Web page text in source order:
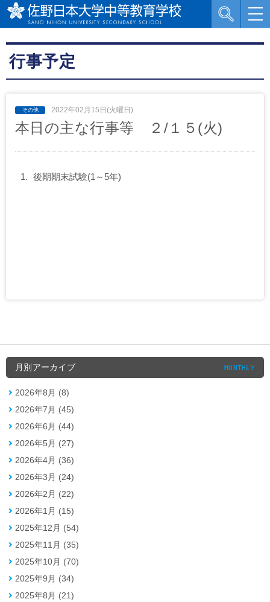
行事予定
2022年02月15日(火曜日)
本日の主な行事等 ２/１５(火)
後期期末試験(1～5年)
月別アーカイブ MONTHLY
2026年8月 (8)
2026年7月 (45)
2026年6月 (44)
2026年5月 (27)
2026年4月 (36)
2026年3月 (24)
2026年2月 (22)
2026年1月 (15)
2025年12月 (54)
2025年11月 (35)
2025年10月 (70)
2025年9月 (34)
2025年8月 (21)